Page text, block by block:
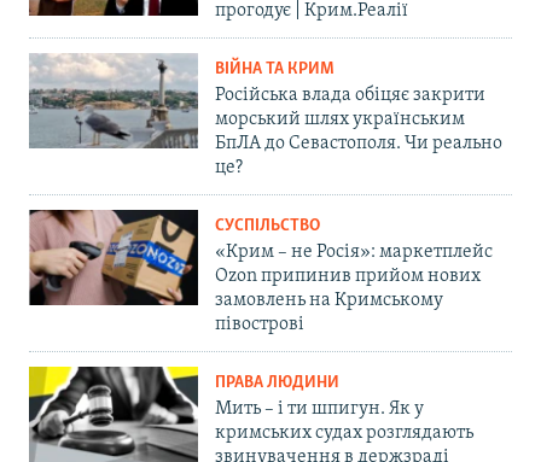
прогодує | Крим.Реалії
ВІЙНА ТА КРИМ
Російська влада обіцяє закрити
морський шлях українським
БпЛА до Севастополя. Чи реально
це?
СУСПІЛЬСТВО
«Крим – не Росія»: маркетплейс
Ozon припинив прийом нових
замовлень на Кримському
півострові
ПРАВА ЛЮДИНИ
Мить – і ти шпигун. Як у
кримських судах розглядають
звинувачення в держзраді